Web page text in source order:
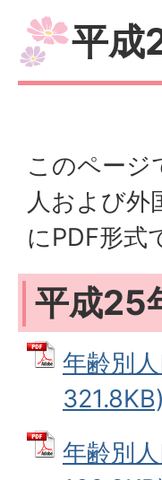
平成
このページ
人および外
にPDF形式
平成25
年齢別
321.8KB)
年齢別